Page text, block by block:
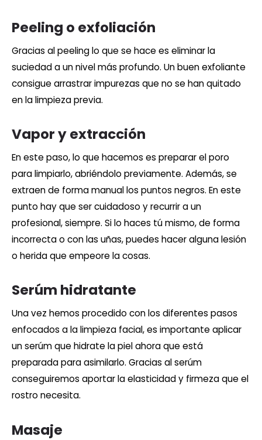
Peeling o exfoliación
Gracias al peeling lo que se hace es eliminar la
suciedad a un nivel más profundo. Un buen exfoliante
consigue arrastrar impurezas que no se han quitado
en la limpieza previa.
Vapor y extracción
En este paso, lo que hacemos es preparar el poro
para limpiarlo, abriéndolo previamente. Además, se
extraen de forma manual los puntos negros. En este
punto hay que ser cuidadoso y recurrir a un
profesional, siempre. Si lo haces tú mismo, de forma
incorrecta o con las uñas, puedes hacer alguna lesión
o herida que empeore la cosas.
Serúm hidratante
Una vez hemos procedido con los diferentes pasos
enfocados a la limpieza facial, es importante aplicar
un serúm que hidrate la piel ahora que está
preparada para asimilarlo. Gracias al serúm
conseguiremos aportar la elasticidad y firmeza que el
rostro necesita.
Masaje